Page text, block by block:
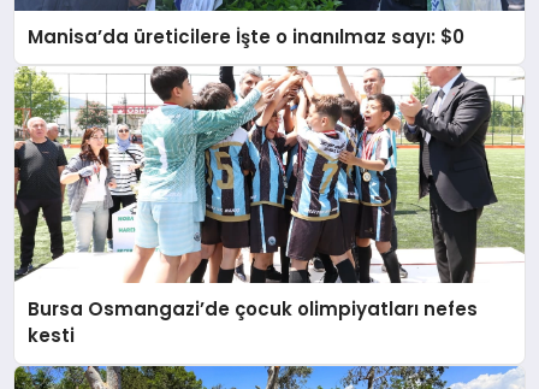
Manisa’da üreticilere İşte o inanılmaz sayı: $0
Bursa Osmangazi’de çocuk olimpiyatları nefes
kesti